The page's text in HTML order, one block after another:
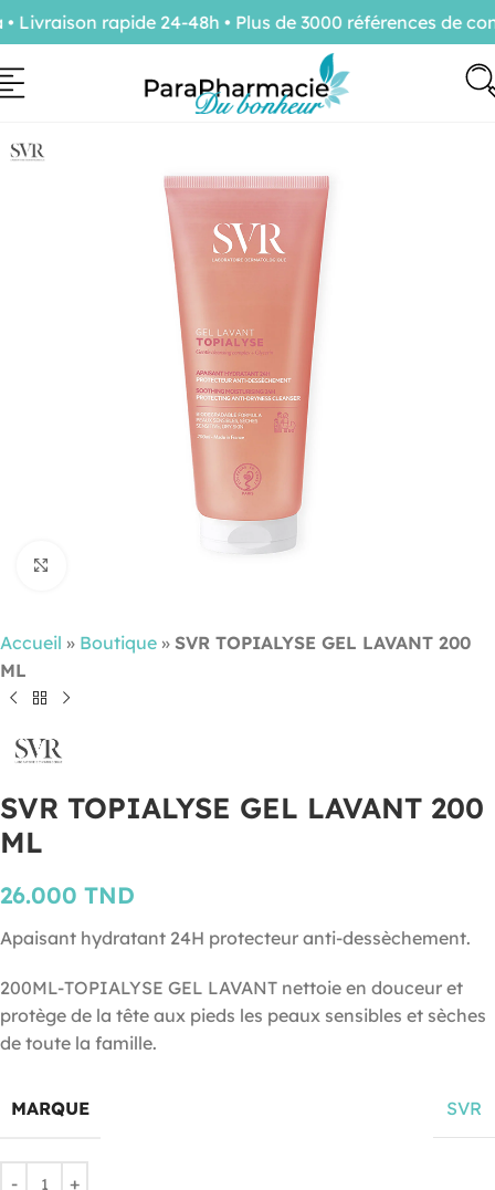
Accueil » Boutique » SVR TOPIALYSE GEL LAVANT 200
ML
SVR TOPIALYSE GEL LAVANT 200
ML
26.000 TND
Apaisant hydratant 24H protecteur anti-dessèchement.
200ML-TOPIALYSE GEL LAVANT nettoie en douceur et
protège de la tête aux pieds les peaux sensibles et sèches
de toute la famille.
MARQUE SVR
rapide 24-48h • Plus de 3000 références de